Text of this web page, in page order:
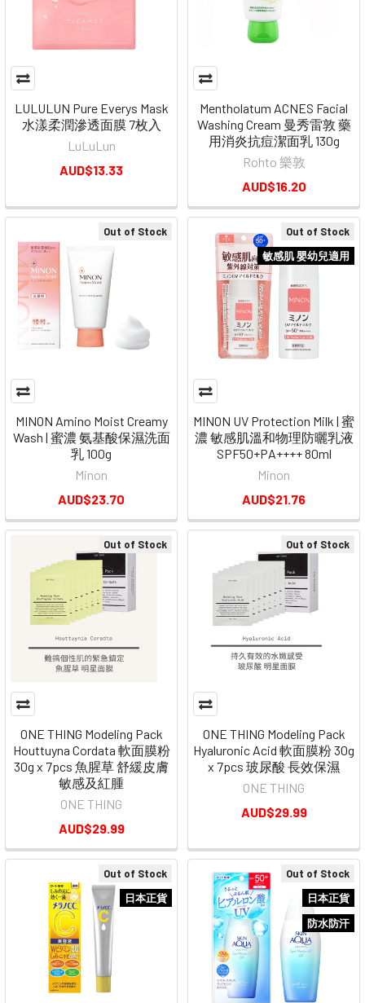
LULULUN Pure Everys Mask
水漾柔潤滲透面膜 7枚入
LuLuLun
AUD$13.33
Mentholatum ACNES Facial
Washing Cream 曼秀雷敦 藥
用消炎抗痘潔面乳 130g
Rohto 樂敦
AUD$16.20
Out of Stock
MINON Amino Moist Creamy
Wash | 蜜濃 氨基酸保濕洗面
乳 100g
Minon
AUD$23.70
Out of Stock
敏感肌 嬰幼兒適用
MINON UV Protection Milk | 蜜
濃 敏感肌溫和物理防曬乳液
SPF50+PA++++ 80ml
Minon
AUD$21.76
Out of Stock
ONE THING Modeling Pack
Houttuyna Cordata 軟面膜粉
30g x 7pcs 魚腥草 舒緩皮膚
敏感及紅腫
ONE THING
AUD$29.99
Out of Stock
ONE THING Modeling Pack
Hyaluronic Acid 軟面膜粉 30g
x 7pcs 玻尿酸 長效保濕
ONE THING
AUD$29.99
Out of Stock
日本正貨
Out of Stock
日本正貨
防水防汗